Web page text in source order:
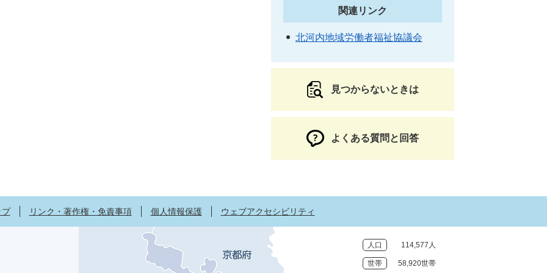
関連リンク
北河内地域労働者福祉協議会
見つからないときは
よくある質問と回答
リンク・著作権・免責事項 個人情報保護 ウェブアクセシビリティ
人口 114,577人
世帯 58,920世帯